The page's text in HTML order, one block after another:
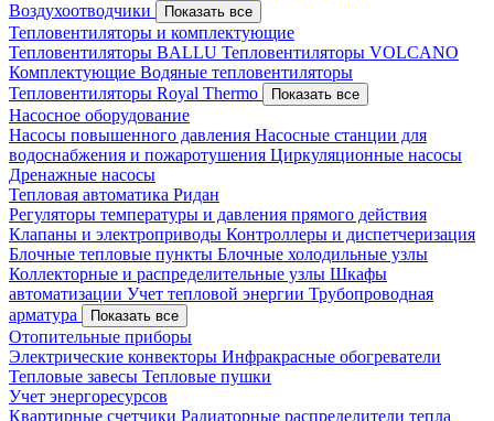
Воздухоотводчики
Показать все
Тепловентиляторы и комплектующие
Тепловентиляторы BALLU Тепловентиляторы VOLCANO
Комплектующие Водяные тепловентиляторы
Тепловентиляторы Royal Thermo
Показать все
Насосное оборудование
Насосы повышенного давления Насосные станции для
водоснабжения и пожаротушения Циркуляционные насосы
Дренажные насосы
Тепловая автоматика Ридан
Регуляторы температуры и давления прямого действия
Клапаны и электроприводы Контроллеры и диспетчеризация
Блочные тепловые пункты Блочные холодильные узлы
Коллекторные и распределительные узлы Шкафы
автоматизации Учет тепловой энергии Трубопроводная
арматура
Показать все
Отопительные приборы
Электрические конвекторы Инфракрасные обогреватели
Тепловые завесы Тепловые пушки
Учет энергоресурсов
Квартирные счетчики Радиаторные распределители тепла